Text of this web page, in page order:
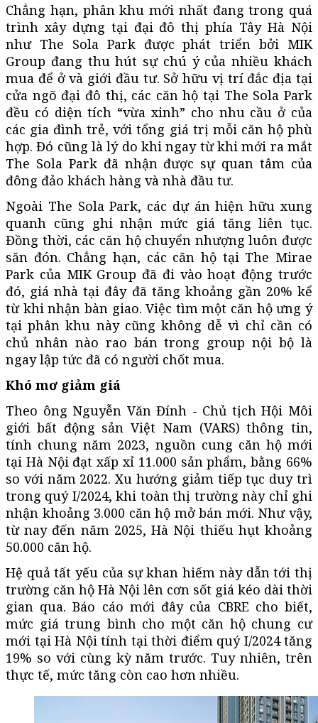
Chẳng hạn, phân khu mới nhất đang trong quá
trình xây dựng tại đại đô thị phía Tây Hà Nội
như The Sola Park được phát triển bởi MIK
Group đang thu hút sự chú ý của nhiều khách
mua để ở và giới đầu tư. Sở hữu vị trí đắc địa tại
cửa ngõ đại đô thị, các căn hộ tại The Sola Park
đều có diện tích “vừa xinh” cho nhu cầu ở của
các gia đình trẻ, với tổng giá trị mỗi căn hộ phù
hợp. Đó cũng là lý do khi ngay từ khi mới ra mắt
The Sola Park đã nhận được sự quan tâm của
đông đảo khách hàng và nhà đầu tư.
Ngoài The Sola Park, các dự án hiện hữu xung
quanh cũng ghi nhận mức giá tăng liên tục.
Đồng thời, các căn hộ chuyển nhượng luôn được
săn đón. Chẳng hạn, các căn hộ tại The Mirae
Park của MIK Group đã đi vào hoạt động trước
đó, giá nhà tại đây đã tăng khoảng gần 20% kể
từ khi nhận bàn giao. Việc tìm một căn hộ ưng ý
tại phân khu này cũng không dễ vì chỉ cần có
chủ nhân nào rao bán trong group nội bộ là
ngay lập tức đã có người chốt mua.
Khó mơ giảm giá
Theo ông Nguyễn Văn Đính - Chủ tịch Hội Môi
giới bất động sản Việt Nam (VARS) thông tin,
tính chung năm 2023, nguồn cung căn hộ mới
tại Hà Nội đạt xấp xỉ 11.000 sản phẩm, bằng 66%
so với năm 2022. Xu hướng giảm tiếp tục duy trì
trong quý I/2024, khi toàn thị trường này chỉ ghi
nhận khoảng 3.000 căn hộ mở bán mới. Như vậy,
từ nay đến năm 2025, Hà Nội thiếu hụt khoảng
50.000 căn hộ.
Hệ quả tất yếu của sự khan hiếm này dẫn tới thị
trường căn hộ Hà Nội lên cơn sốt giá kéo dài thời
gian qua. Báo cáo mới đây của CBRE cho biết,
mức giá trung bình cho một căn hộ chung cư
mới tại Hà Nội tính tại thời điểm quý I/2024 tăng
19% so với cùng kỳ năm trước. Tuy nhiên, trên
thực tế, mức tăng còn cao hơn nhiều.